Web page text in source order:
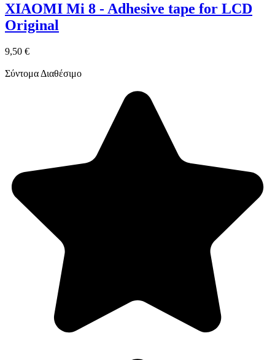
XIAOMI Mi 8 - Adhesive tape for LCD
Original
9,50 €
Σύντομα Διαθέσιμο